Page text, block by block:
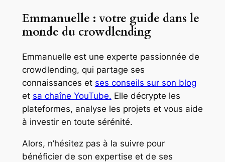
Emmanuelle : votre guide dans le
monde du crowdlending
Emmanuelle est une experte passionnée de
crowdlending, qui partage ses
connaissances et ses conseils sur son blog
et sa chaîne YouTube. Elle décrypte les
plateformes, analyse les projets et vous aide
à investir en toute sérénité.
Alors, n’hésitez pas à la suivre pour
bénéficier de son expertise et de ses